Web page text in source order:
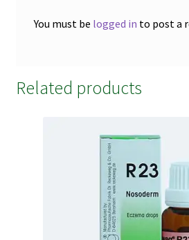
You must be logged in to post a
Related products